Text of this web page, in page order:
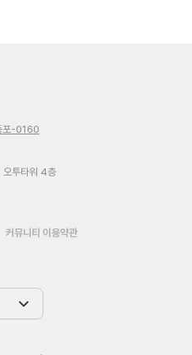
포-0160
오투타워 4층
커뮤니티 이용약관